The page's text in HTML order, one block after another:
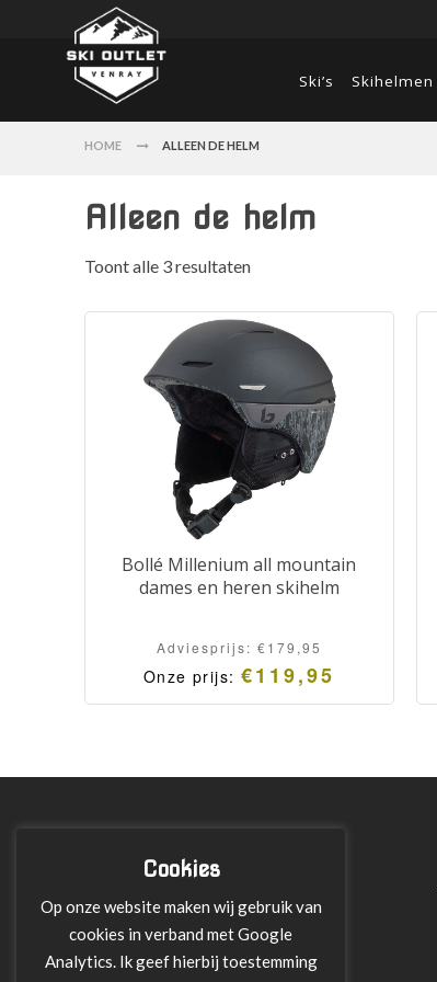
Ski’s Skihelmen
HOME ALLEEN DE HELM
Alleen de helm
Toont alle 3 resultaten
Bollé Millenium all mountain
dames en heren skihelm
Adviesprijs: €179,95
Onze prijs: €119,95
INFORMATIE
Over ons
Leveringen
Betalen met Klarna
Cookies
Op onze website maken wij gebruik van
cookies in verband met Google
Analytics. Ik geef hierbij toestemming